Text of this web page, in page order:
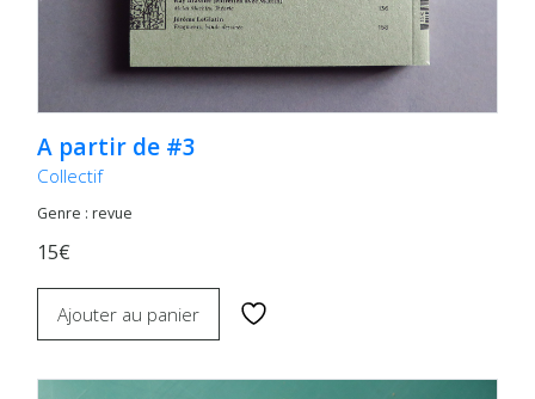
A partir de #3
Collectif
Genre : revue
15€
Ajouter au panier